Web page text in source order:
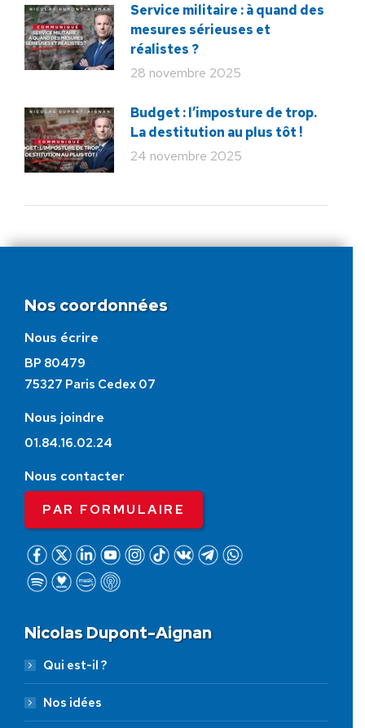
Service militaire : à quand des
mesures sérieuses et
réalistes ?
28 novembre 2025
Budget : l’imposture de trop.
La destitution au plus tôt !
24 novembre 2025
Nos coordonnées
Nous écrire
BP 80479
75327 Paris Cedex 07
Nous joindre
01.84.16.02.24
Nous contacter
PAR FORMULAIRE
Nicolas Dupont-Aignan
Qui est-il ?
Nos idées